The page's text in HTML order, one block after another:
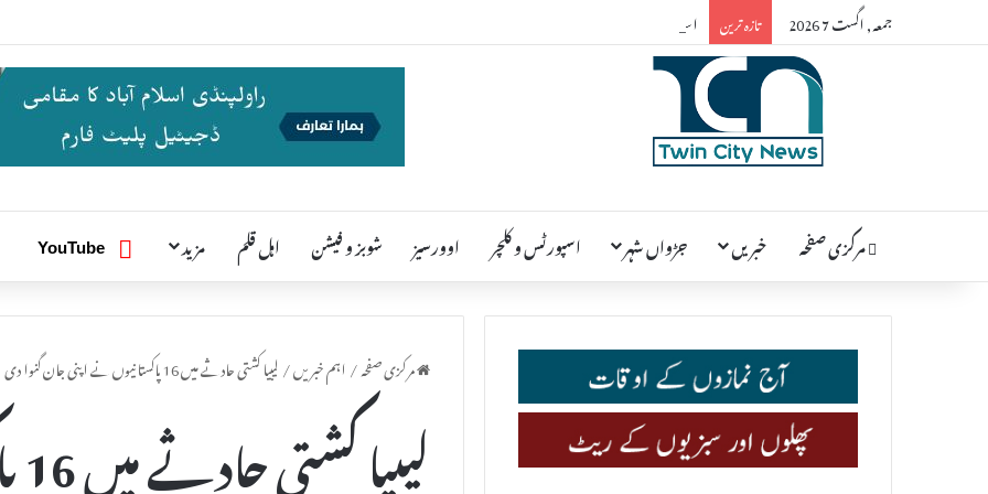
جمعہ, اگست 7 2026 تازہ ترین اسلام آباد میں 2 جولائی کو نیشنل ایجوکیشن اسمبلی پاکستان کے منشور کا اعلان کیا جائے گا
مرکزی صفحہ خبریں جڑواں شہر اسپورٹس و کلچر اوورسیز شوبز و فیشن اہل قلم مزید یوٹیوب
YouTube
مرکزی صفحہ/اہم خبریں/لیبیا کشتی حادثے میں 16 پاکستانیوں نے اپنی جان گنوا دی